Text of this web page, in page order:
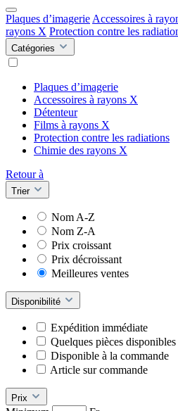
Plaques d’imagerie Accessoires à
rayons X Protection contre les
Catégories
Plaques d’imagerie
Accessoires à rayons X
Détenteur
Films à rayons X
Protection contre les radiations
Chimie des rayons X
Retour à
Trier
Nom A-Z
Nom Z-A
Prix croissant
Prix décroissant
Meilleures ventes
Disponibilité
Expédition immédiate
Quelques pièces disponibles
Disponible à la commande
Article sur commande
Prix